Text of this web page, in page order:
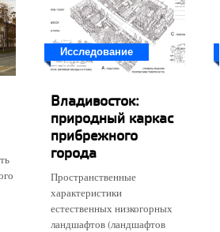
Исследование
Владивосток:
природный каркас
прибрежного
города
Пространственные
характеристики
естественных низкогорных
ландшафтов (ландшафтов